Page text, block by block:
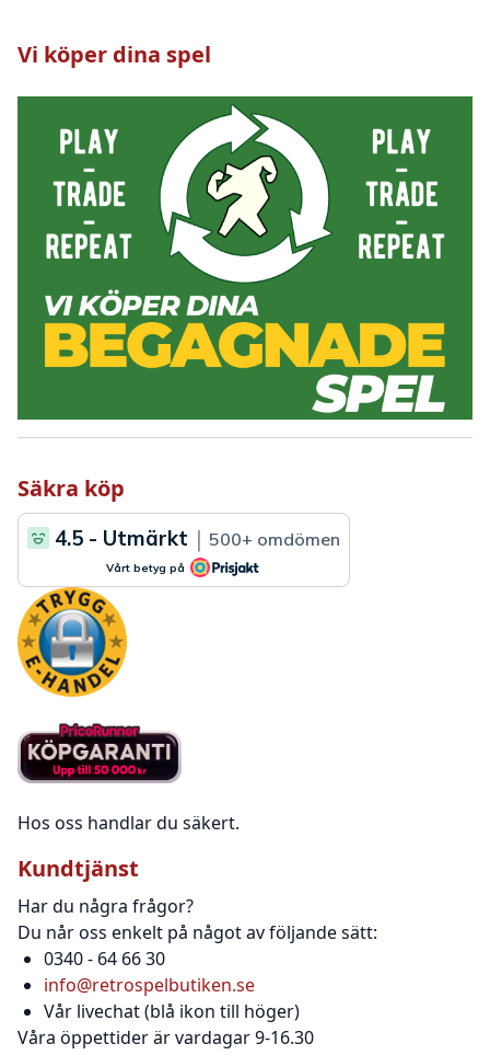
Vi köper dina spel
Säkra köp
Hos oss handlar du säkert.
Kundtjänst
Har du några frågor?
Du når oss enkelt på något av följande sätt:
0340 - 64 66 30
info@retrospelbutiken.se
Vår livechat (blå ikon till höger)
Våra öppettider är vardagar 9-16.30